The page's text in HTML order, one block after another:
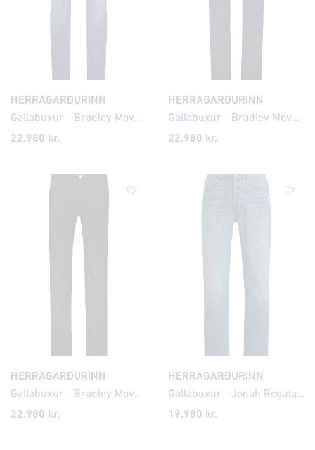
HERRAGARÐURINN
Gallabuxur - Bradley Move Lite Modern Fit
22.980 kr.
HERRAGARÐURINN
Gallabuxur - Bradley Move Lite Modern Fit
22.980 kr.
HERRAGARÐURINN
Gallabuxur - Bradley Move Lite Modern Fit
22.980 kr.
HERRAGARÐURINN
Gallabuxur - Jonah Regular Fit
19.980 kr.